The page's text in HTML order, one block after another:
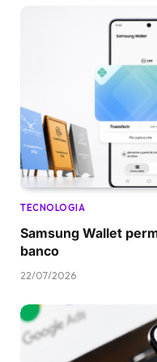
TECNOLOGIA
Samsung Wallet
banco
22/07/2026